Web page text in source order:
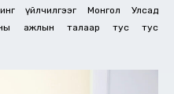
үйлчилгээг Монгол Улсад
ажлын талаар тус тус